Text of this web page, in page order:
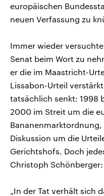
europäischen
neuen Verfassung zu
Immer wieder
Senat beim Wort zu
er die im Maastricht-
Lissabon-Urteil
tatsächlich senkt: 1998
2000 im Streit um die
Diskussion um die
Gerichtshofs. Doch
Christoph Schönberger:
„In der Tat verhält sich